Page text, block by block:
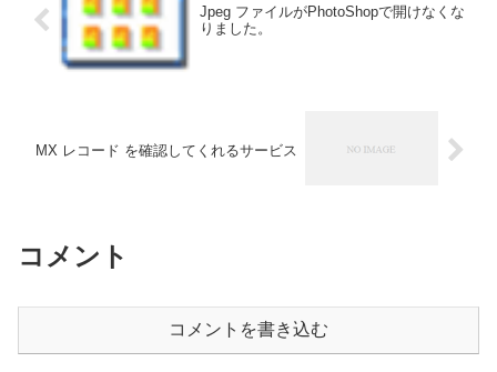
Jpeg ファイルがPhotoShopで開けなくな
りました。
MX レコード を確認してくれるサービス
コメント
コメントを書き込む